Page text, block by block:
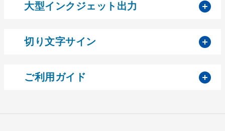
大型インクジェット出力
切り文字サイン
ご利用ガイド